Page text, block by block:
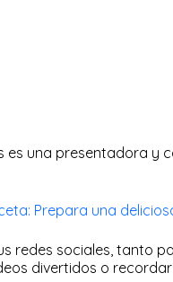
es una presentadora y
Prepara una
redes sociales, tanto
divertidos o